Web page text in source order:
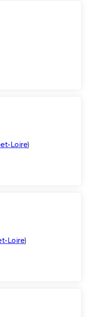
Loire)
Loire)